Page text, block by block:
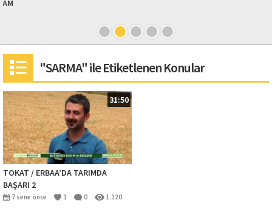
"SARMA" ile Etiketlenen Konular
31:50
TOKAT / ERBAA’DA TARIMDA
BAŞARI 2
7 sene önce 1 0 1.120